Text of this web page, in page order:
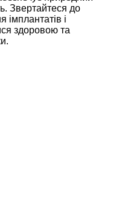
Звертайтеся до
імплантатів і
здоровою та